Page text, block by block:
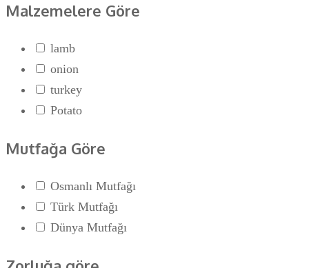
Malzemelere Göre
lamb
onion
turkey
Potato
Mutfağa Göre
Osmanlı Mutfağı
Türk Mutfağı
Dünya Mutfağı